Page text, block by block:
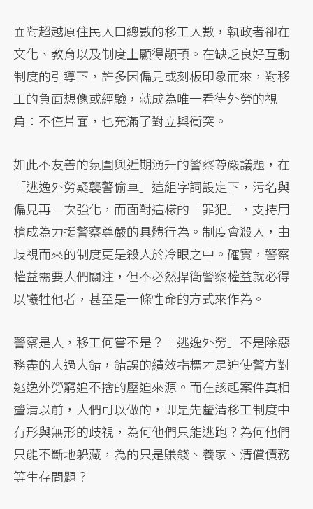
面對超越原住民人口總數的移工人數，執政者卻在
文化、教育以及制度上顯得顢頇。在缺乏良好互動
制度的引導下，許多因偏見或刻板印象而來，對移
工的負面想像或經驗，就成為唯一看待外勞的視
角：不僅片面，也充滿了對立與衝突。
如此不友善的氛圍與近期湧升的警察尊嚴議題，在
「逃逸外勞疑襲警偷車」這組字詞設定下，污名與
偏見再一次強化，而面對這樣的「罪犯」，支持用
槍成為力挺警察尊嚴的具體行為。制度會殺人，由
歧視而來的制度更是殺人於冷眼之中。確實，警察
權益需要人們關注，但不必然捍衛警察權益就必得
以犧牲他者，甚至是一條性命的方式來作為。
警察是人，移工何嘗不是？「逃逸外勞」不是除惡
務盡的大過大錯，錯誤的績效指標才是迫使警方對
逃逸外勞窮追不捨的壓迫來源。而在該起案件真相
釐清以前，人們可以做的，即是先釐清移工制度中
有形與無形的歧視，為何他們只能逃跑？為何他們
只能不斷地躲藏，為的只是賺錢、養家、清償債務
等生存問題？